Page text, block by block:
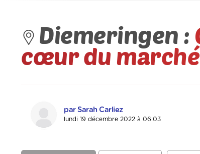
Diemeringen :
cœur du
par Sarah Carliez
lundi 19 décembre 2022 à 06:03